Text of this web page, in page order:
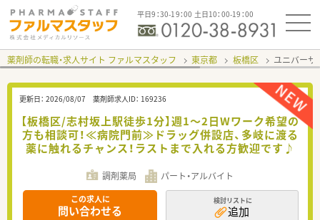
平日9：30-19：00 土日10：00-19：00
薬剤師の転職・求人サイト ファルマスタッフ 東京都 板橋区 ユニバー
更新日： 2026/08/07 薬剤師求人ID： 169236
【板橋区/志村坂上駅徒歩1分】週1～2日Wワーク希望の
方も相談可！≪病院門前≫ドラッグ併設店、多岐に渡る
薬に触れるチャンス！ラストまで入れる方歓迎です♪
調剤薬局 パート・アルバイト
この求人に
問い合わせる
検討リストに
追加